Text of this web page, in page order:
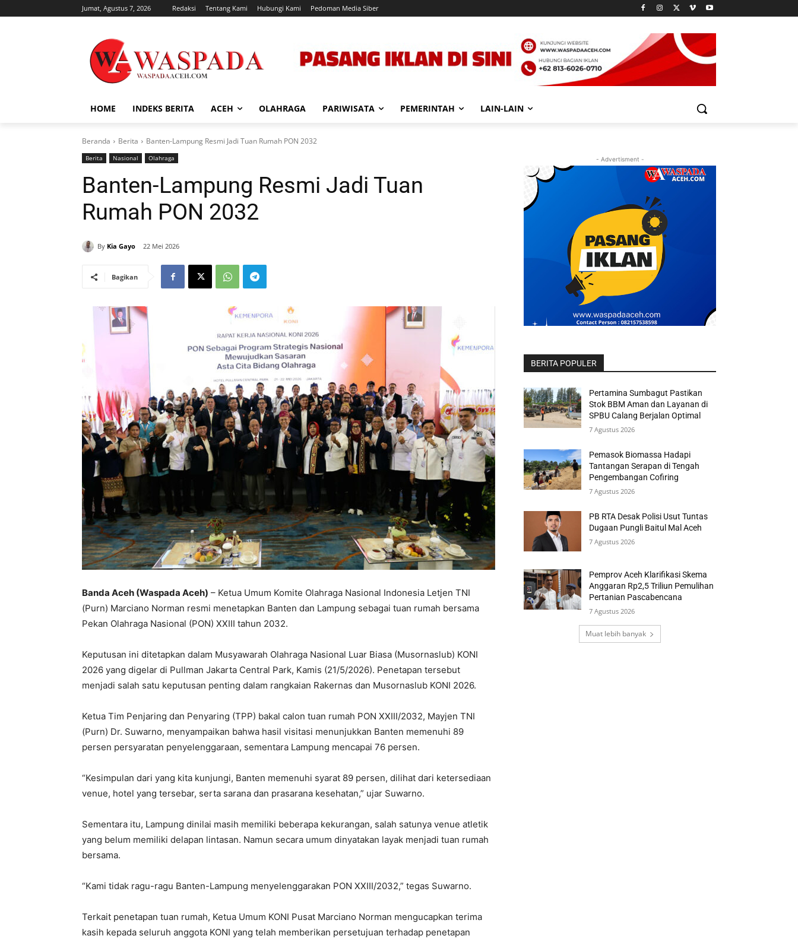
Jumat, Agustus 7, 2026 Redaksi Tentang Kami Hubungi Kami Pedoman Media Siber
HOME INDEKS BERITA ACEH OLAHRAGA PARIWISATA PEMERINTAH LAIN-LAIN
Beranda Berita Banten-Lampung Resmi Jadi Tuan Rumah PON 2032
Berita Nasional Olahraga
Banten-Lampung Resmi Jadi Tuan
Rumah PON 2032
By Kia Gayo 22 Mei 2026
Bagikan
Banda Aceh (Waspada Aceh) – Ketua Umum Komite Olahraga Nasional Indonesia Letjen TNI
(Purn) Marciano Norman resmi menetapkan Banten dan Lampung sebagai tuan rumah bersama
Pekan Olahraga Nasional (PON) XXIII tahun 2032.
Keputusan ini ditetapkan dalam Musyawarah Olahraga Nasional Luar Biasa (Musornaslub) KONI
2026 yang digelar di Pullman Jakarta Central Park, Kamis (21/5/2026). Penetapan tersebut
menjadi salah satu keputusan penting dalam rangkaian Rakernas dan Musornaslub KONI 2026.
Ketua Tim Penjaring dan Penyaring (TPP) bakal calon tuan rumah PON XXIII/2032, Mayjen TNI
(Purn) Dr. Suwarno, menyampaikan bahwa hasil visitasi menunjukkan Banten memenuhi 89
persen persyaratan penyelenggaraan, sementara Lampung mencapai 76 persen.
“Kesimpulan dari yang kita kunjungi, Banten memenuhi syarat 89 persen, dilihat dari ketersediaan
venue, hotel yang tersebar, serta sarana dan prasarana kesehatan,” ujar Suwarno.
Sementara itu, Lampung dinilai masih memiliki beberapa kekurangan, salah satunya venue atletik
yang belum memiliki delapan lintasan. Namun secara umum dinyatakan layak menjadi tuan rumah
bersama.
“Kami tidak ragu-ragu Banten-Lampung menyelenggarakan PON XXIII/2032,” tegas Suwarno.
Terkait penetapan tuan rumah, Ketua Umum KONI Pusat Marciano Norman mengucapkan terima
kasih kepada seluruh anggota KONI yang telah memberikan persetujuan terhadap penetapan
- Advertisment -
BERITA POPULER
Pertamina Sumbagut Pastikan
Stok BBM Aman dan Layanan di
SPBU Calang Berjalan Optimal
7 Agustus 2026
Pemasok Biomassa Hadapi
Tantangan Serapan di Tengah
Pengembangan Cofiring
7 Agustus 2026
PB RTA Desak Polisi Usut Tuntas
Dugaan Pungli Baitul Mal Aceh
7 Agustus 2026
Pemprov Aceh Klarifikasi Skema
Anggaran Rp2,5 Triliun Pemulihan
Pertanian Pascabencana
7 Agustus 2026
Muat lebih banyak